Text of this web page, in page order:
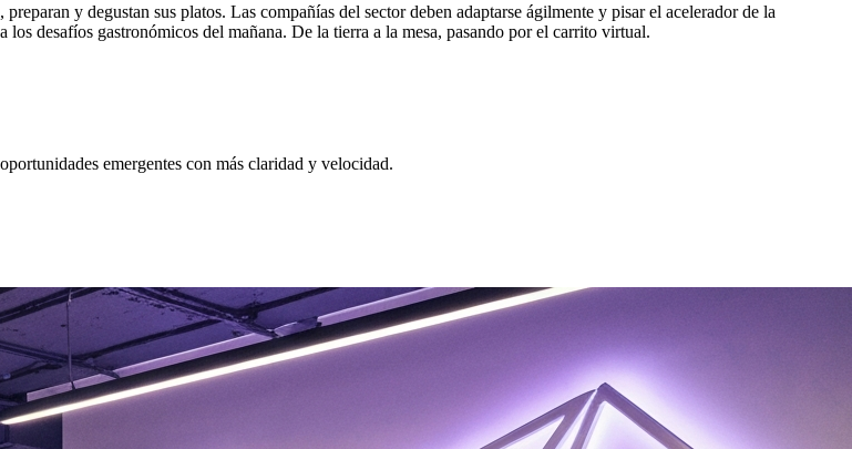
y degustan sus platos. Las compañías del sector deben adaptarse ágilmente y pisar el acelerador de la
desafíos gastronómicos del mañana. De la tierra a la mesa, pasando por el carrito virtual.
emergentes con más claridad y velocidad.